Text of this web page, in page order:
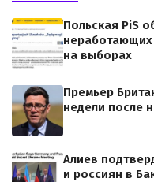
Польская PiS
неработающих
на выборах
Премьер
недели после
Алиев
и россиян в